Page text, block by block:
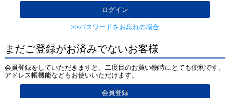
>>パスワードをお忘れの場合
まだご登録がお済みでないお客様
会員登録をしていただきますと、二度目のお買い物時にとても便利です。
アドレス帳機能などもお使いいただけます。